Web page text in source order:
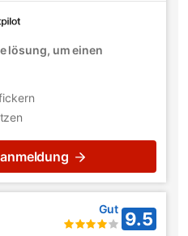
lösung, um einen
Gut 9.5